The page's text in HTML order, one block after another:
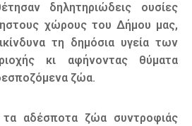
δηλητηριώδεις ουσίες
χώρους του Δήμου μας,
τη δημόσια υγεία των
κι αφήνοντας θύματα
ζώα.
τα αδέσποτα ζώα συντροφιάς